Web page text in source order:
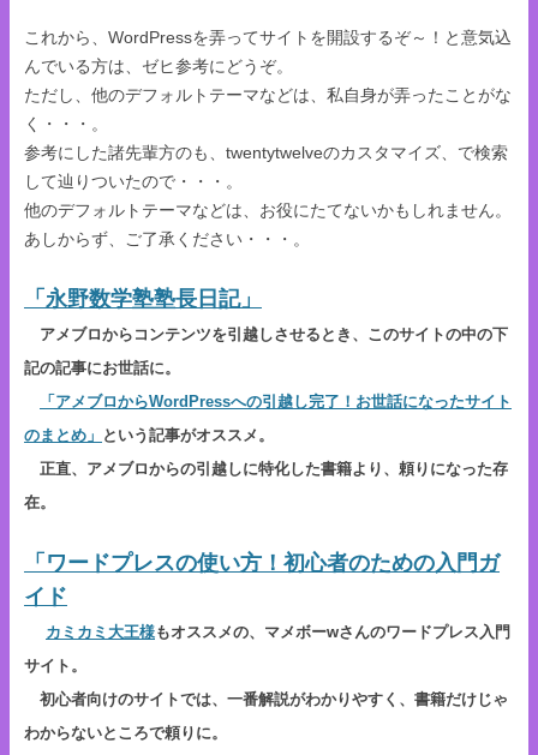
これから、WordPressを弄ってサイトを開設するぞ～！と意気込
んでいる方は、ゼヒ参考にどうぞ。
ただし、他のデフォルトテーマなどは、私自身が弄ったことがな
く・・・。
参考にした諸先輩方のも、twentytwelveのカスタマイズ、で検索
して辿りついたので・・・。
他のデフォルトテーマなどは、お役にたてないかもしれません。
あしからず、ご了承ください・・・。
「永野数学塾塾長日記」
アメブロからコンテンツを引越しさせるとき、このサイトの中の下
記の記事にお世話に。
「アメブロからWordPressへの引越し完了！お世話になったサイト
のまとめ」 という記事がオススメ。
正直、アメブロからの引越しに特化した書籍より、頼りになった存
在。
「ワードプレスの使い方！初心者のための入門ガ
イド
カミカミ大王様もオススメの、マメボーwさんのワードプレス入門
サイト。
初心者向けのサイトでは、一番解説がわかりやすく、書籍だけじゃ
わからないところで頼りに。